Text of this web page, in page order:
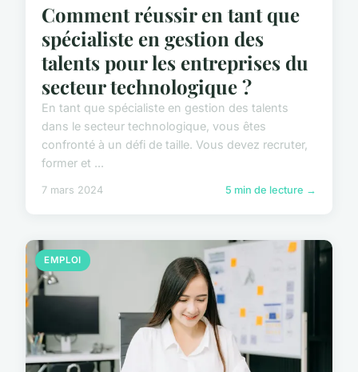
Comment réussir en tant que
spécialiste en gestion des
talents pour les entreprises du
secteur technologique ?
En tant que spécialiste en gestion des talents
dans le secteur technologique, vous êtes
confronté à un défi de taille. Vous devez recruter,
former et ...
7 mars 2024 5 min de lecture →
EMPLOI